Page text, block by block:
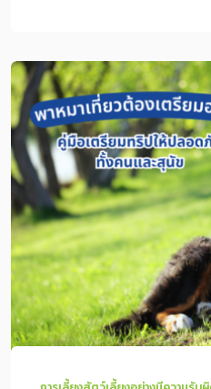
โรค หากแมวมีอาการอาเจียนซ้
ขับถ่ายผิดปกติ ควรปรึกษาสัต
ไผ่เงินแมวคืออะไร แมวกินไผ่เ
ทำไมแมวถึงชอบกินไผ่เงิน ไผ่เ
วิธีดูแลแมวที่มีปัญหาก้อนขนอย่
ให้ปลอดภัย ไผ่เงิน หญ้าแมว แ
ไผ่เงินแมวเหมาะกับแมวแบบไห
และพบสัตวแพทย์ สรุปการให้ไ
คำถามที่พบบ่อยเกี่ยวกับไผ่เงิน
แมว หรือที่หลายคนเรียกว่า “ไผ่
มีลายสีเขียวสลับขาว นิยมปลูกใ
แทะเล็มหรือเล่ […]